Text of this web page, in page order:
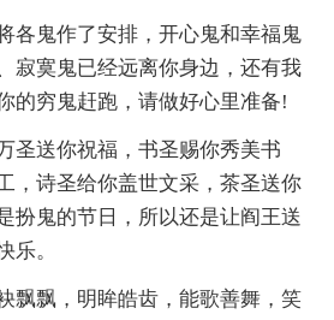
各鬼作了安排，开心鬼和幸福鬼
寂寞鬼已经远离你身边，还有我
的穷鬼赶跑，请做好心里准备!
圣送你祝福，书圣赐你秀美书
，诗圣给你盖世文采，茶圣送你
扮鬼的节日，所以还是让阎王送
乐。
飘飘，明眸皓齿，能歌善舞，笑